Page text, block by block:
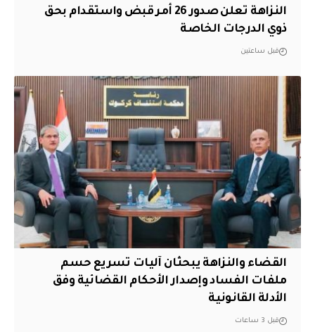
النزاهة تعلن صدور 26 أمر قبض واستقدام بحق
ذوي الدرجات الخاصة
قبل ساعتين
القضاء والنزاهة يبحثان آليات تسريع حسم
ملفات الفساد وإصدار الأحكام القضائية وفق
الأدلة القانونية
قبل 3 ساعات